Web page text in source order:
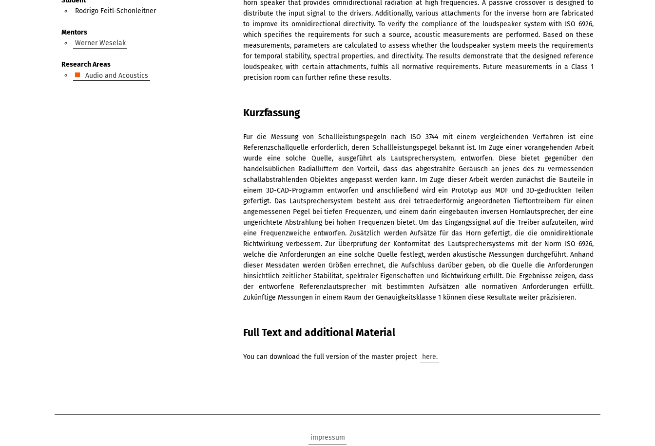
Rodrigo Feitl-Schönleitner
Mentors
Werner Weselak
Research Areas
Audio and Acoustics
horn speaker that provides omnidirectional radiation at high frequencies. A passive crossover is designed to
distribute the input signal to the drivers. Additionally, various attachments for the inverse horn are fabricated
to improve its omnidirectional directivity. To verify the compliance of the loudspeaker system with ISO 6926,
which specifies the requirements for such a source, acoustic measurements are performed. Based on these
measurements, parameters are calculated to assess whether the loudspeaker system meets the requirements
for temporal stability, spectral properties, and directivity. The results demonstrate that the designed reference
loudspeaker, with certain attachments, fulfils all normative requirements. Future measurements in a Class 1
precision room can further refine these results.
Kurzfassung
Für die Messung von Schallleistungspegeln nach ISO 3744 mit einem vergleichenden Verfahren ist eine
Referenzschallquelle erforderlich, deren Schallleistungspegel bekannt ist. Im Zuge einer vorangehenden Arbeit
wurde eine solche Quelle, ausgeführt als Lautsprechersystem, entworfen. Diese bietet gegenüber den
handelsüblichen Radiallüftern den Vorteil, dass das abgestrahlte Geräusch an jenes des zu vermessenden
schallabstrahlenden Objektes angepasst werden kann. Im Zuge dieser Arbeit werden zunächst die Bauteile in
einem 3D-CAD-Programm entworfen und anschließend wird ein Prototyp aus MDF und 3D-gedruckten Teilen
gefertigt. Das Lautsprechersystem besteht aus drei tetraederförmig angeordneten Tieftontreibern für einen
angemessenen Pegel bei tiefen Frequenzen, und einem darin eingebauten inversen Hornlautsprecher, der eine
ungerichtete Abstrahlung bei hohen Frequenzen bietet. Um das Eingangssignal auf die Treiber aufzuteilen, wird
eine Frequenzweiche entworfen. Zusätzlich werden Aufsätze für das Horn gefertigt, die die omnidirektionale
Richtwirkung verbessern. Zur Überprüfung der Konformität des Lautsprechersystems mit der Norm ISO 6926,
welche die Anforderungen an eine solche Quelle festlegt, werden akustische Messungen durchgeführt. Anhand
dieser Messdaten werden Größen errechnet, die Aufschluss darüber geben, ob die Quelle die Anforderungen
hinsichtlich zeitlicher Stabilität, spektraler Eigenschaften und Richtwirkung erfüllt. Die Ergebnisse zeigen, dass
der entworfene Referenzlautsprecher mit bestimmten Aufsätzen alle normativen Anforderungen erfüllt.
Zukünftige Messungen in einem Raum der Genauigkeitsklasse 1 können diese Resultate weiter präzisieren.
Full Text and additional Material
You can download the full version of the master project here.
impressum